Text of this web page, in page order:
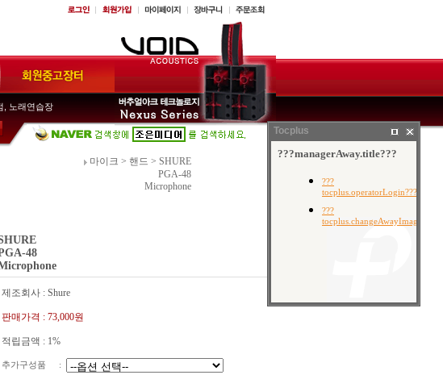
노래연습장
마이크 > 핸드 > SHURE
PGA-48
Microphone
48
제조회사 : Shure
판매가격 : 73,000원
적립금액 : 1%
추가구성품 :
Tocplus